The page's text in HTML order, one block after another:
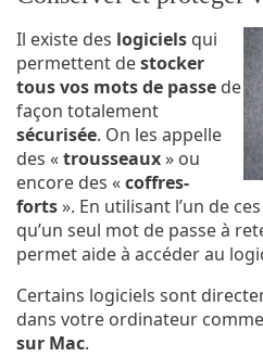
Il existe des logiciels qui
permettent destocker
tous vos mots de passe de
façon totalement
sécurisée. On les appelle
des «trousseaux» ou
encore des «coffres-
forts». En utilisant l’un de
qu’un seul mot de passe à
permet aide à accéder au
Certains logiciels sont
dans votre ordinateur
sur Mac.